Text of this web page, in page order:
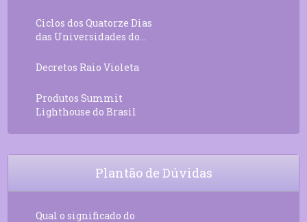
Ciclos dos Quatorze Dias
das Universidades do...
Decretos Raio Violeta
Produtos Summit
Lighthouse do Brasil
Plantão de Dúvidas
Qual o significado do